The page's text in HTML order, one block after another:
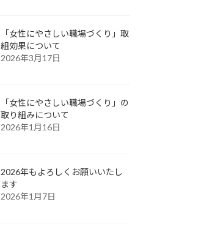
「女性にやさしい職場づくり」取
組効果について
2026年3月17日
「女性にやさしい職場づくり」の
取り組みについて
2026年1月16日
2026年もよろしくお願いいたし
ます
2026年1月7日